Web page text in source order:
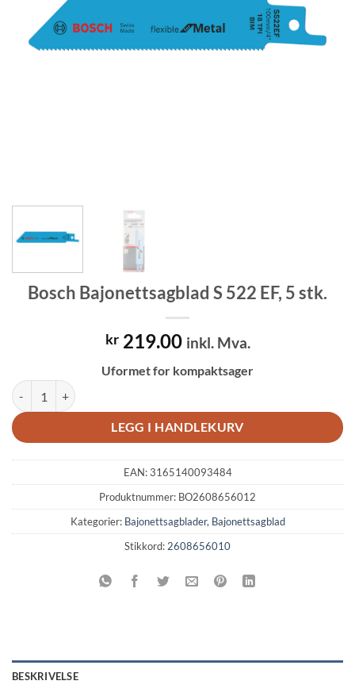
Bosch Bajonettsagblad S 522 EF, 5 stk.
kr219.00 inkl. Mva.
Uformet for kompaktsager
Bosch Bajonettsagblad S 522 EF, 5 stk. antall
LEGG I HANDLEKURV
EAN:3165140093484
Produktnummer: BO2608656012
Kategorier: Bajonettsagblader, Bajonettsagblad
Stikkord: 2608656010
BESKRIVELSE